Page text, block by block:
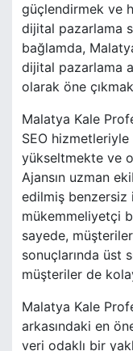
güçlendirmek ve
dijital pazarlama
bağlamda,
dijital pazarlama
olarak öne
Malatya Kale
SEO hizmetleriyle
yükseltmekte ve
Ajansın uzman
edilmiş benzersiz
mükemmeliyetçi
sayede,
sonuçlarında üst
müşteriler de
Malatya Kale
arkasındaki en
veri odaklı bir